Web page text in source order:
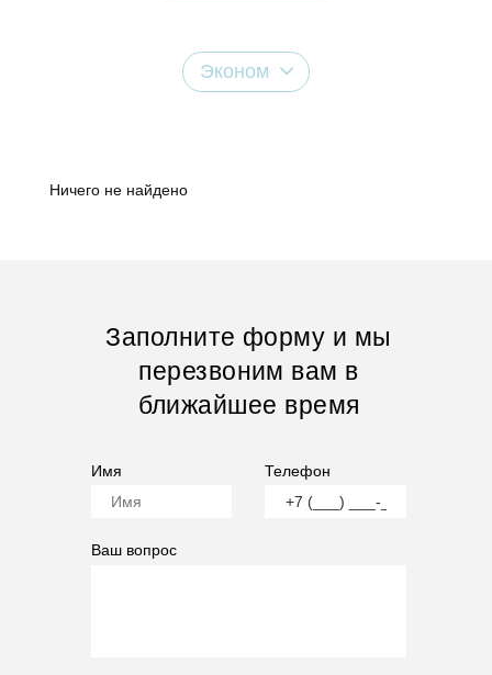
Эконом
Ничего не найдено
Заполните форму и мы
перезвоним вам в
ближайшее время
Имя Телефон
Ваш вопрос